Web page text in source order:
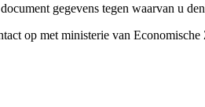
gegevens tegen waarvan u
op met ministerie van Economische